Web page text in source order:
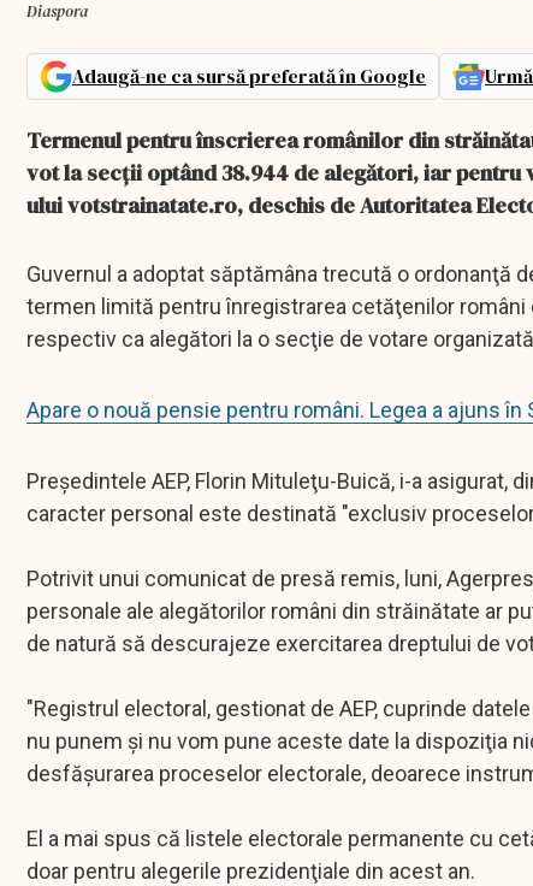
Diaspora
Adaugă-ne ca sursă preferată în Google
Termenul pentru înscrierea românilor din
vot la secţii optând 38.944 de alegători, iar
ului votstrainatate.ro, deschis de Autoritatea
Guvernul a adoptat săptămâna trecută o ordonanţă
termen limită pentru înregistrarea cetăţenilor
respectiv ca alegători la o secţie de votare
Apare o nouă pensie pentru români. Legea a ajuns în
Preşedintele AEP, Florin Mituleţu-Buică, i-a asigurat,
caracter personal este destinată "exclusiv
Potrivit unui comunicat de presă remis, luni,
personale ale alegătorilor români din străinătate ar
de natură să descurajeze exercitarea dreptului de
"Registrul electoral, gestionat de AEP, cuprinde
nu punem şi nu vom pune aceste date la dispoziţia
desfăşurarea proceselor electorale, deoarece
El a mai spus că listele electorale permanente cu
doar pentru alegerile prezidenţiale din acest an.